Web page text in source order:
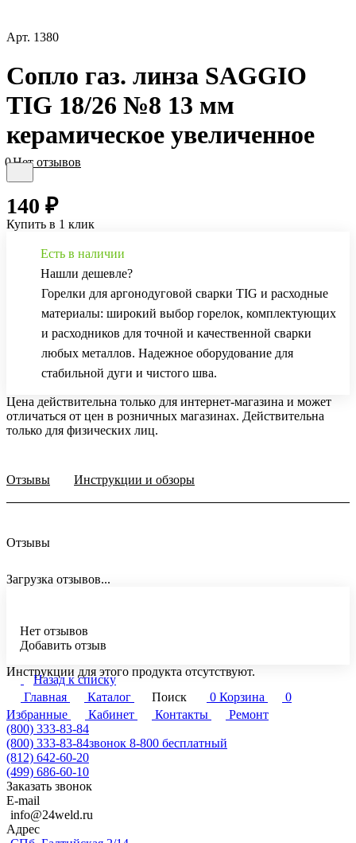
Арт. 1380
Сопло газ. линза SAGGIO
TIG 18/26 №8 13 мм
керамическое увеличенное
0Нет отзывов
140 ₽
Купить в 1 клик
Есть в наличии
Нашли дешевле?
Горелки для аргонодуговой сварки TIG и расходные
материалы: широкий выбор горелок, комплектующих
и расходников для точной и качественной сварки
любых металлов. Надежное оборудование для
стабильной дуги и чистого шва.
Цена действительна только для интернет-магазина и может
отличаться от цен в розничных магазинах. Действительна
только для физических лиц.
Отзывы Инструкции и обзоры
Отзывы
Загрузка отзывов...
Нет отзывов
Добавить отзыв
Инструкции для этого продукта отсутствуют.
Назад к списку
Главная
Каталог Поиск 0 Корзина
0
Избранные
Кабинет Контакты
Ремонт
(800) 333-83-84
(800) 333-83-84звонок 8-800 бесплатный
(812) 642-60-20
(499) 686-60-10
Заказать звонок
E-mail
info@24weld.ru
Адрес